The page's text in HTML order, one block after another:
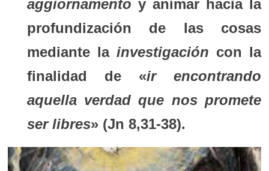
aggiornamento y animar hacia la
profundización de las cosas
mediante la investigación con la
finalidad de «ir encontrando
aquella verdad que nos promete
ser libres» (Jn 8,31-38).